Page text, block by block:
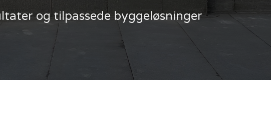
og tilpassede byggeløsninger